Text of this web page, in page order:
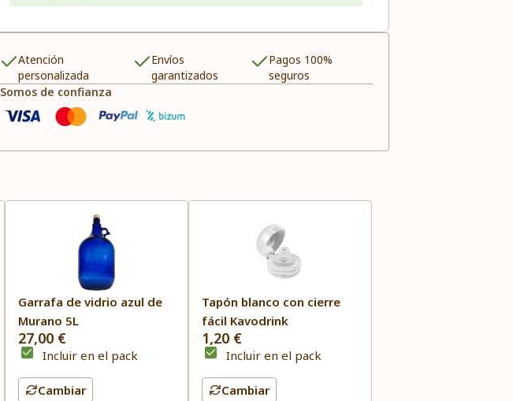
Atención
personalizada
Envíos
garantizados
Pagos 100%
seguros
Somos de confianza
Garrafa de vidrio azul de
Murano 5L
27,00 €
Incluir en el pack
Cambiar
Tapón blanco con cierre
fácil Kavodrink
1,20 €
Incluir en el pack
Cambiar